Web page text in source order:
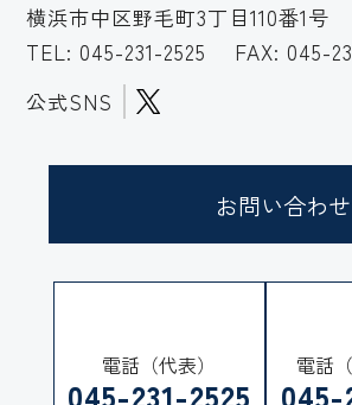
横浜市中区野毛町3丁目110番1号
TEL: 045-231-2525
FAX: 045-
公式SNS
お問い合わせ
電話（代表）
045-231-2525
電話
045-